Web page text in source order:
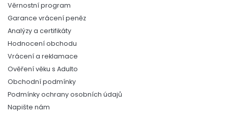
Věrnostní program
Garance vrácení peněz
Analýzy a certifikáty
Hodnocení obchodu
Vrácení a reklamace
Ověření věku s Adulto
Obchodní podmínky
Podmínky ochrany osobních údajů
Napište nám